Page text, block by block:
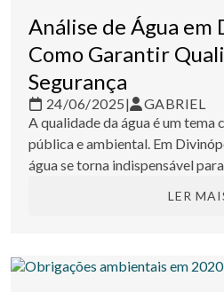
Análise de Água em
Como Garantir
Segurança
24/06/2025|
GABRIEL
A qualidade da água é um tema
pública e ambiental. Em
água se torna indispensável
LER